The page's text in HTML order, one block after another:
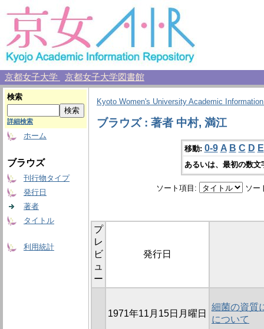
京都女子大学 京都女子大学図書館
検索
詳細検索
ホーム
ブラウズ
刊行物タイプ
発行日
著者
タイトル
利用統計
Kyoto Women's University Academic
ブラウズ : 著者 中村, 満江
移動: 0-9 A B C D E
あるいは、最初の数
ソート項目: ソー
プ
レ
ビ
ュ
ー
発行日
1971年11月15日月曜日
細菌の資質
について